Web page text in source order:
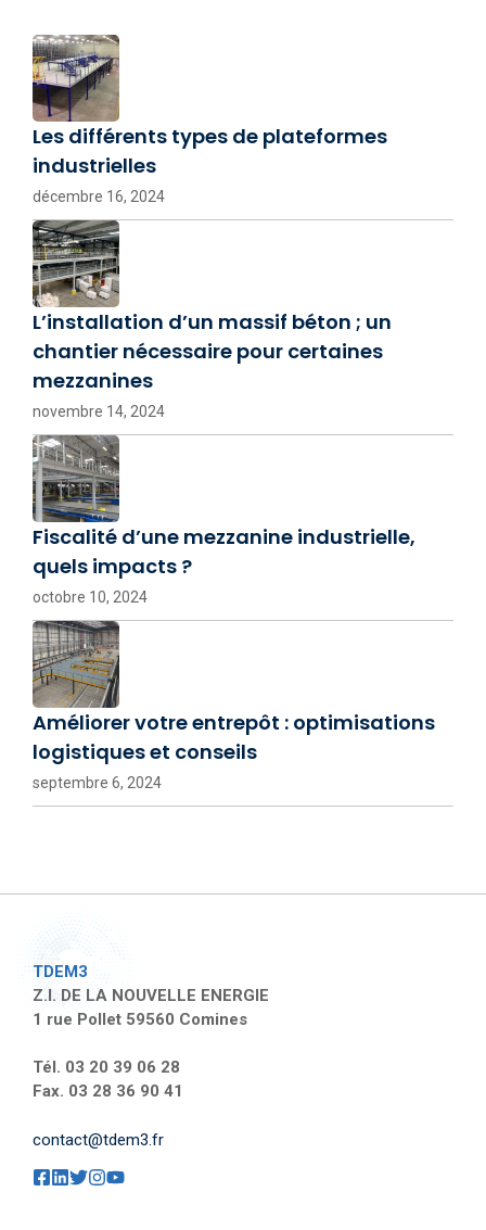
Les différents types de plateformes
industrielles
décembre 16, 2024
L’installation d’un massif béton ; un
chantier nécessaire pour certaines
mezzanines
novembre 14, 2024
Fiscalité d’une mezzanine industrielle,
quels impacts ?
octobre 10, 2024
Améliorer votre entrepôt : optimisations
logistiques et conseils
septembre 6, 2024
TDEM3
Z.I. DE LA NOUVELLE ENERGIE
1 rue Pollet 59560 Comines
Tél. 03 20 39 06 28
Fax. 03 28 36 90 41
contact@tdem3.fr